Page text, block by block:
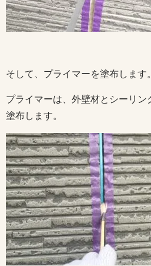
そして、プライマーを塗布します。
プライマーは、外壁材とシーリン
塗布します。